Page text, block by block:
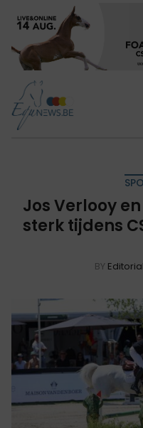
Jos Verlooy
sterk tijdens
BY